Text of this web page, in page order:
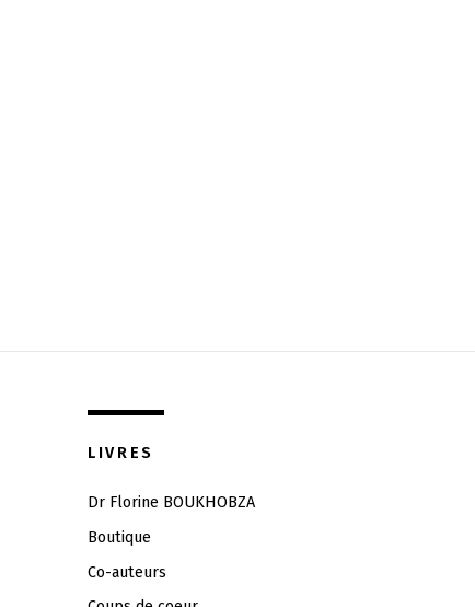
LIVRES
Dr Florine BOUKHOBZA
Boutique
Co-auteurs